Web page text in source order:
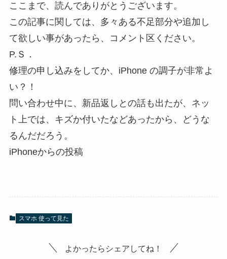
ここまで、読んでありがとうございます。
この記事に関しては、多々ある不足部分や追加し
て欲しい事があったら、コメント区ください。
P.Ｓ．
修理の申し込みをしてか、iPhone の調子が非常よ
い？！
問い合わせ中に、新品返しとの話も出たが、ネッ
ト上では、キズか付いたなどあったから、どうな
るんだだろう。
iPhoneからの投稿
スマホ 使って見た
よかったらシェアしてね！